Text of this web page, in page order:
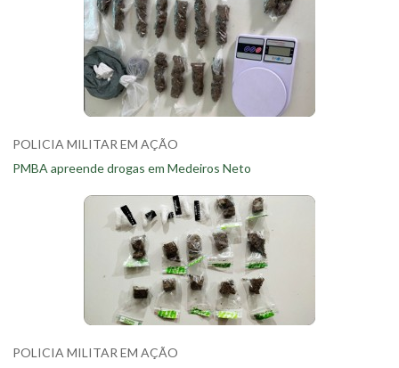
POLICIA MILITAR EM AÇÃO
PMBA apreende drogas em Medeiros Neto
POLICIA MILITAR EM AÇÃO